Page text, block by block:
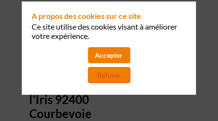
Tour
Saint
12 place de
l'Iris 92400
Courbevoie
A propos des cookies sur ce site
Ce site utilise des cookies visant à améliorer
votre expérience.
Accepter
Refuser